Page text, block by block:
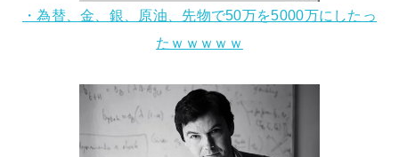
・為替、金、銀、原油、先物で50万を5000万にしたっ
たｗｗｗｗｗ